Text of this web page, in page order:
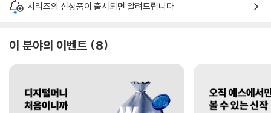
시리즈의 신상품이 출시되면 알려드립니다.
이 분야의 이벤트 8